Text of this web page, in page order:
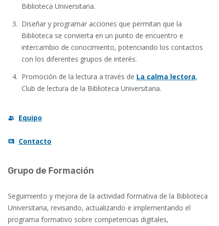
Biblioteca Universitaria.
Diseñar y programar acciones que permitan que la
Biblioteca se convierta en un punto de encuentro e
intercambio de conocimiento, potenciando los contactos
con los diferentes grupos de interés.
Promoción de la lectura a través de La calma lectora,
Club de lectura de la Biblioteca Universitaria.
Equipo
Contacto
Grupo de Formación
Seguimiento y mejora de la actividad formativa de la Biblioteca
Universitaria, revisando, actualizando e implementando el
programa formativo sobre competencias digitales,